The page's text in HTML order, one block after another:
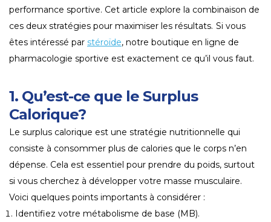
performance sportive. Cet article explore la combinaison de
ces deux stratégies pour maximiser les résultats. Si vous
êtes intéressé par stéroïde, notre boutique en ligne de
pharmacologie sportive est exactement ce qu’il vous faut.
1. Qu’est-ce que le Surplus
Calorique?
Le surplus calorique est une stratégie nutritionnelle qui
consiste à consommer plus de calories que le corps n’en
dépense. Cela est essentiel pour prendre du poids, surtout
si vous cherchez à développer votre masse musculaire.
Voici quelques points importants à considérer :
Identifiez votre métabolisme de base (MB).